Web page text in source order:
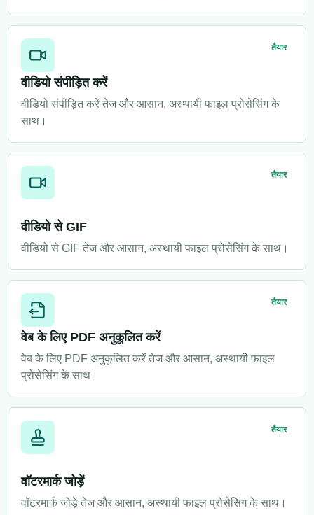
तैयार
वीडियो संपीड़ित करें
वीडियो संपीड़ित करें तेज और आसान, अस्थायी फाइल प्रोसेसिंग के
साथ।
तैयार
वीडियो से GIF
वीडियो से GIF तेज और आसान, अस्थायी फाइल प्रोसेसिंग के साथ।
तैयार
वेब के लिए PDF अनुकूलित करें
वेब के लिए PDF अनुकूलित करें तेज और आसान, अस्थायी फाइल
प्रोसेसिंग के साथ।
तैयार
वॉटरमार्क जोड़ें
वॉटरमार्क जोड़ें तेज और आसान, अस्थायी फाइल प्रोसेसिंग के साथ।